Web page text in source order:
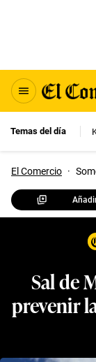
Temas del día
El Comercio ·
Sal de
prevenir